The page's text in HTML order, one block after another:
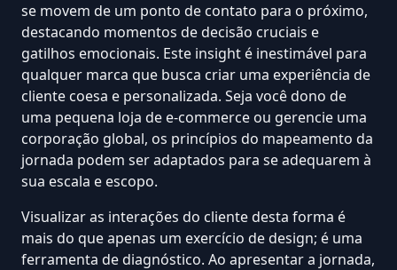
se movem de um ponto de contato para o próximo,
destacando momentos de decisão cruciais e
gatilhos emocionais. Este insight é inestimável para
qualquer marca que busca criar uma experiência de
cliente coesa e personalizada. Seja você dono de
uma pequena loja de e-commerce ou gerencie uma
corporação global, os princípios do mapeamento da
jornada podem ser adaptados para se adequarem à
sua escala e escopo.
Visualizar as interações do cliente desta forma é
mais do que apenas um exercício de design; é uma
ferramenta de diagnóstico. Ao apresentar a jornada,